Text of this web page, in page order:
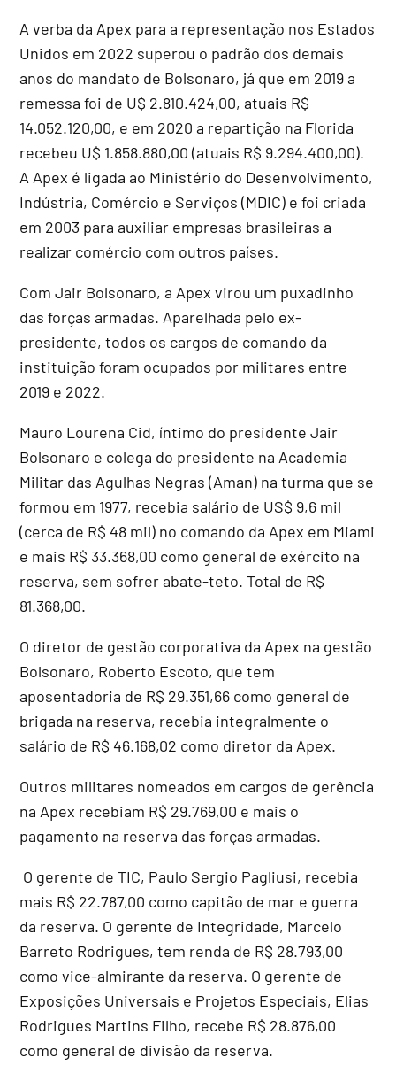
A verba da Apex para a representação nos Estados
Unidos em 2022 superou o padrão dos demais
anos do mandato de Bolsonaro, já que em 2019 a
remessa foi de U$ 2.810.424,00, atuais R$
14.052.120,00, e em 2020 a repartição na Florida
recebeu U$ 1.858.880,00 (atuais R$ 9.294.400,00).
A Apex é ligada ao Ministério do Desenvolvimento,
Indústria, Comércio e Serviços (MDIC) e foi criada
em 2003 para auxiliar empresas brasileiras a
realizar comércio com outros países.
Com Jair Bolsonaro, a Apex virou um puxadinho
das forças armadas. Aparelhada pelo ex-
presidente, todos os cargos de comando da
instituição foram ocupados por militares entre
2019 e 2022.
Mauro Lourena Cid, íntimo do presidente Jair
Bolsonaro e colega do presidente na Academia
Militar das Agulhas Negras (Aman) na turma que se
formou em 1977, recebia salário de US$ 9,6 mil
(cerca de R$ 48 mil) no comando da Apex em Miami
e mais R$ 33.368,00 como general de exército na
reserva, sem sofrer abate-teto. Total de R$
81.368,00.
O diretor de gestão corporativa da Apex na gestão
Bolsonaro, Roberto Escoto, que tem
aposentadoria de R$ 29.351,66 como general de
brigada na reserva, recebia integralmente o
salário de R$ 46.168,02 como diretor da Apex.
Outros militares nomeados em cargos de gerência
na Apex recebiam R$ 29.769,00 e mais o
pagamento na reserva das forças armadas.
O gerente de TIC, Paulo Sergio Pagliusi, recebia
mais R$ 22.787,00 como capitão de mar e guerra
da reserva. O gerente de Integridade, Marcelo
Barreto Rodrigues, tem renda de R$ 28.793,00
como vice-almirante da reserva. O gerente de
Exposições Universais e Projetos Especiais, Elias
Rodrigues Martins Filho, recebe R$ 28.876,00
como general de divisão da reserva.